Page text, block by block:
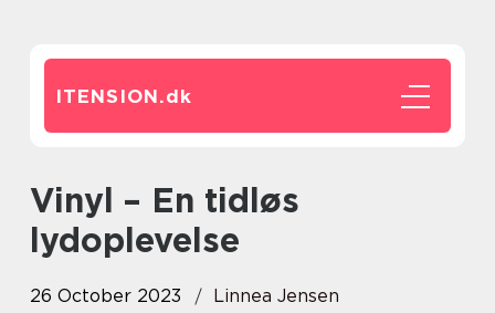
ITENSION.dk
Vinyl – En tidløs
lydoplevelse
26 October 2023
Linnea Jensen